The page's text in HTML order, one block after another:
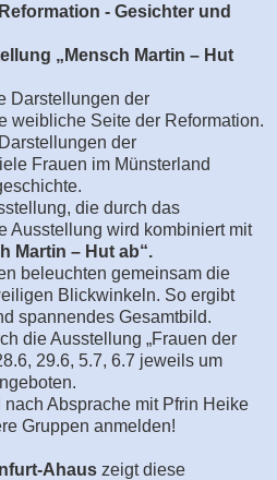
- Gesichter und
„Mensch Martin – Hut
Darstellungen der
weibliche Seite der Reformation.
der
Frauen im Münsterland
die durch das
Ausstellung wird kombiniert mit
Martin – Hut ab“.
beleuchten gemeinsam die
Blickwinkeln. So ergibt
spannendes Gesamtbild.
die Ausstellung „Frauen der
29.6, 5.7, 6.7 jeweils um
Absprache mit Pfrin Heike
Gruppen anmelden!
Ahauszeigt diese